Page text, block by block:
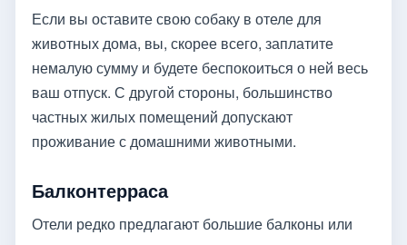
Если вы оставите свою собаку в отеле для
животных дома, вы, скорее всего, заплатите
немалую сумму и будете беспокоиться о ней весь
ваш отпуск. С другой стороны, большинство
частных жилых помещений допускают
проживание с домашними животными.
Балконтерраса
Отели редко предлагают большие балконы или